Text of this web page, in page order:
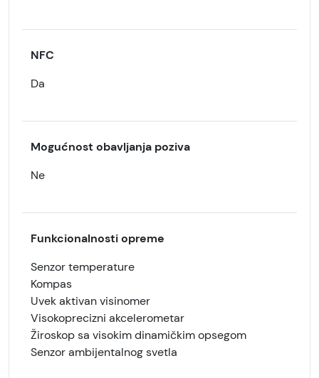
NFC
Da
Mogućnost obavljanja poziva
Ne
Funkcionalnosti opreme
Senzor temperature
Kompas
Uvek aktivan visinomer
Visokoprecizni akcelerometar
Žiroskop sa visokim dinamičkim opsegom
Senzor ambijentalnog svetla